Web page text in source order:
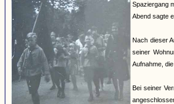
Spaziergang
Abend sagte
Nach dieser
seiner
Aufnahme,
Bei seiner